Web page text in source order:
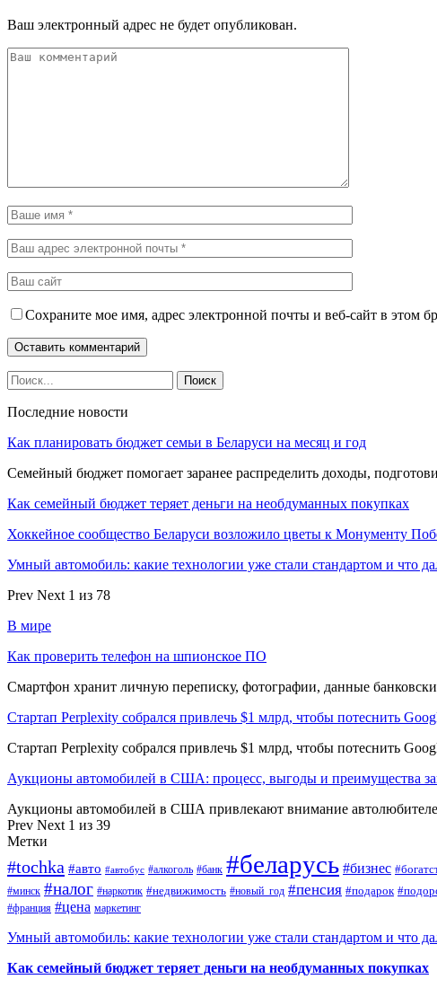
Ваш электронный адрес не будет опубликован.
Сохраните мое имя, адрес электронной почты и веб-сайт в этом
Последние новости
Как планировать бюджет семьи в Беларуси на месяц и год
Семейный бюджет помогает заранее распределить доходы,
Как семейный бюджет теряет деньги на необдуманных покупках
Хоккейное сообщество Беларуси возложило цветы к Монументу
Умный автомобиль: какие технологии уже стали стандартом и что
Prev Next 1 из 78
В мире
Как проверить телефон на шпионское ПО
Смартфон хранит личную переписку, фотографии, данные
Стартап Perplexity собрался привлечь $1 млрд, чтобы потеснить
Стартап Perplexity собрался привлечь $1 млрд, чтобы потеснить
Аукционы автомобилей в США: процесс, выгоды и преимущества
Аукционы автомобилей в США привлекают внимание
Prev Next 1 из 39
Метки
#tochka #авто #автобус #алкоголь #банк #беларусь #бизнес
#минск #налог #наркотик #недвижимость #новый_год #пенсия #подарок
#франция #цена маркетинг
Умный автомобиль: какие технологии уже стали стандартом и что
Как семейный бюджет теряет деньги на необдуманных покупках